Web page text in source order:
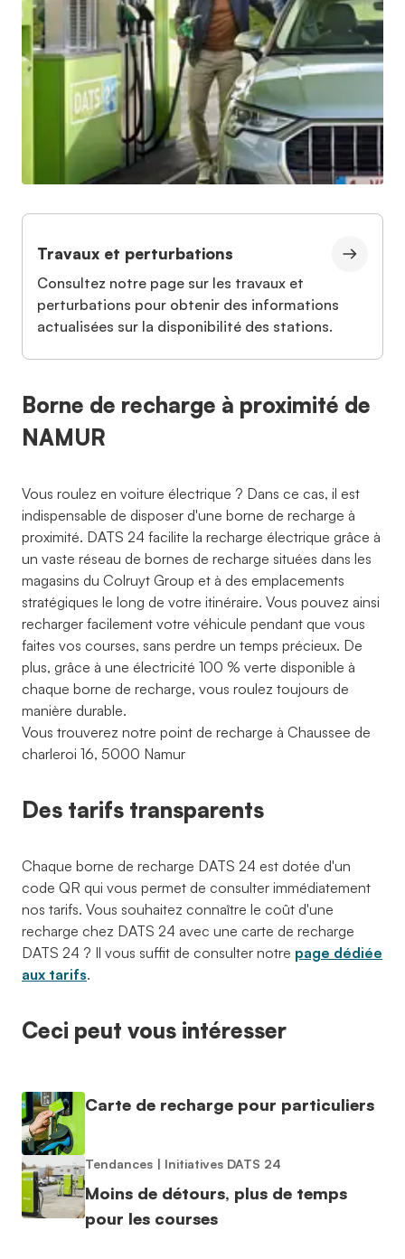
Travaux et perturbations
Consultez notre page sur les travaux et
perturbations pour obtenir des informations
actualisées sur la disponibilité des stations.
Borne de recharge à proximité de
NAMUR
Vous roulez en voiture électrique ? Dans ce cas, il est
indispensable de disposer d'une borne de recharge à
proximité. DATS 24 facilite la recharge électrique grâce à
un vaste réseau de bornes de recharge situées dans les
magasins du Colruyt Group et à des emplacements
stratégiques le long de votre itinéraire. Vous pouvez ainsi
recharger facilement votre véhicule pendant que vous
faites vos courses, sans perdre un temps précieux. De
plus, grâce à une électricité 100 % verte disponible à
chaque borne de recharge, vous roulez toujours de
manière durable.
Vous trouverez notre point de recharge à Chaussee de
charleroi 16, 5000 Namur
Des tarifs transparents
Chaque borne de recharge DATS 24 est dotée d'un
code QR qui vous permet de consulter immédiatement
nos tarifs. Vous souhaitez connaître le coût d'une
recharge chez DATS 24 avec une carte de recharge
DATS 24 ? Il vous suffit de consulter notre page dédiée
aux tarifs.
Ceci peut vous intéresser
Carte de recharge pour particuliers
Tendances | Initiatives DATS 24
Moins de détours, plus de temps
pour les courses